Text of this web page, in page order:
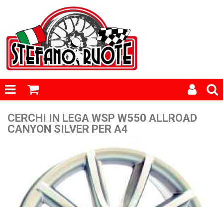
CERCHI IN LEGA WSP W550 ALLROAD
CANYON SILVER PER A4